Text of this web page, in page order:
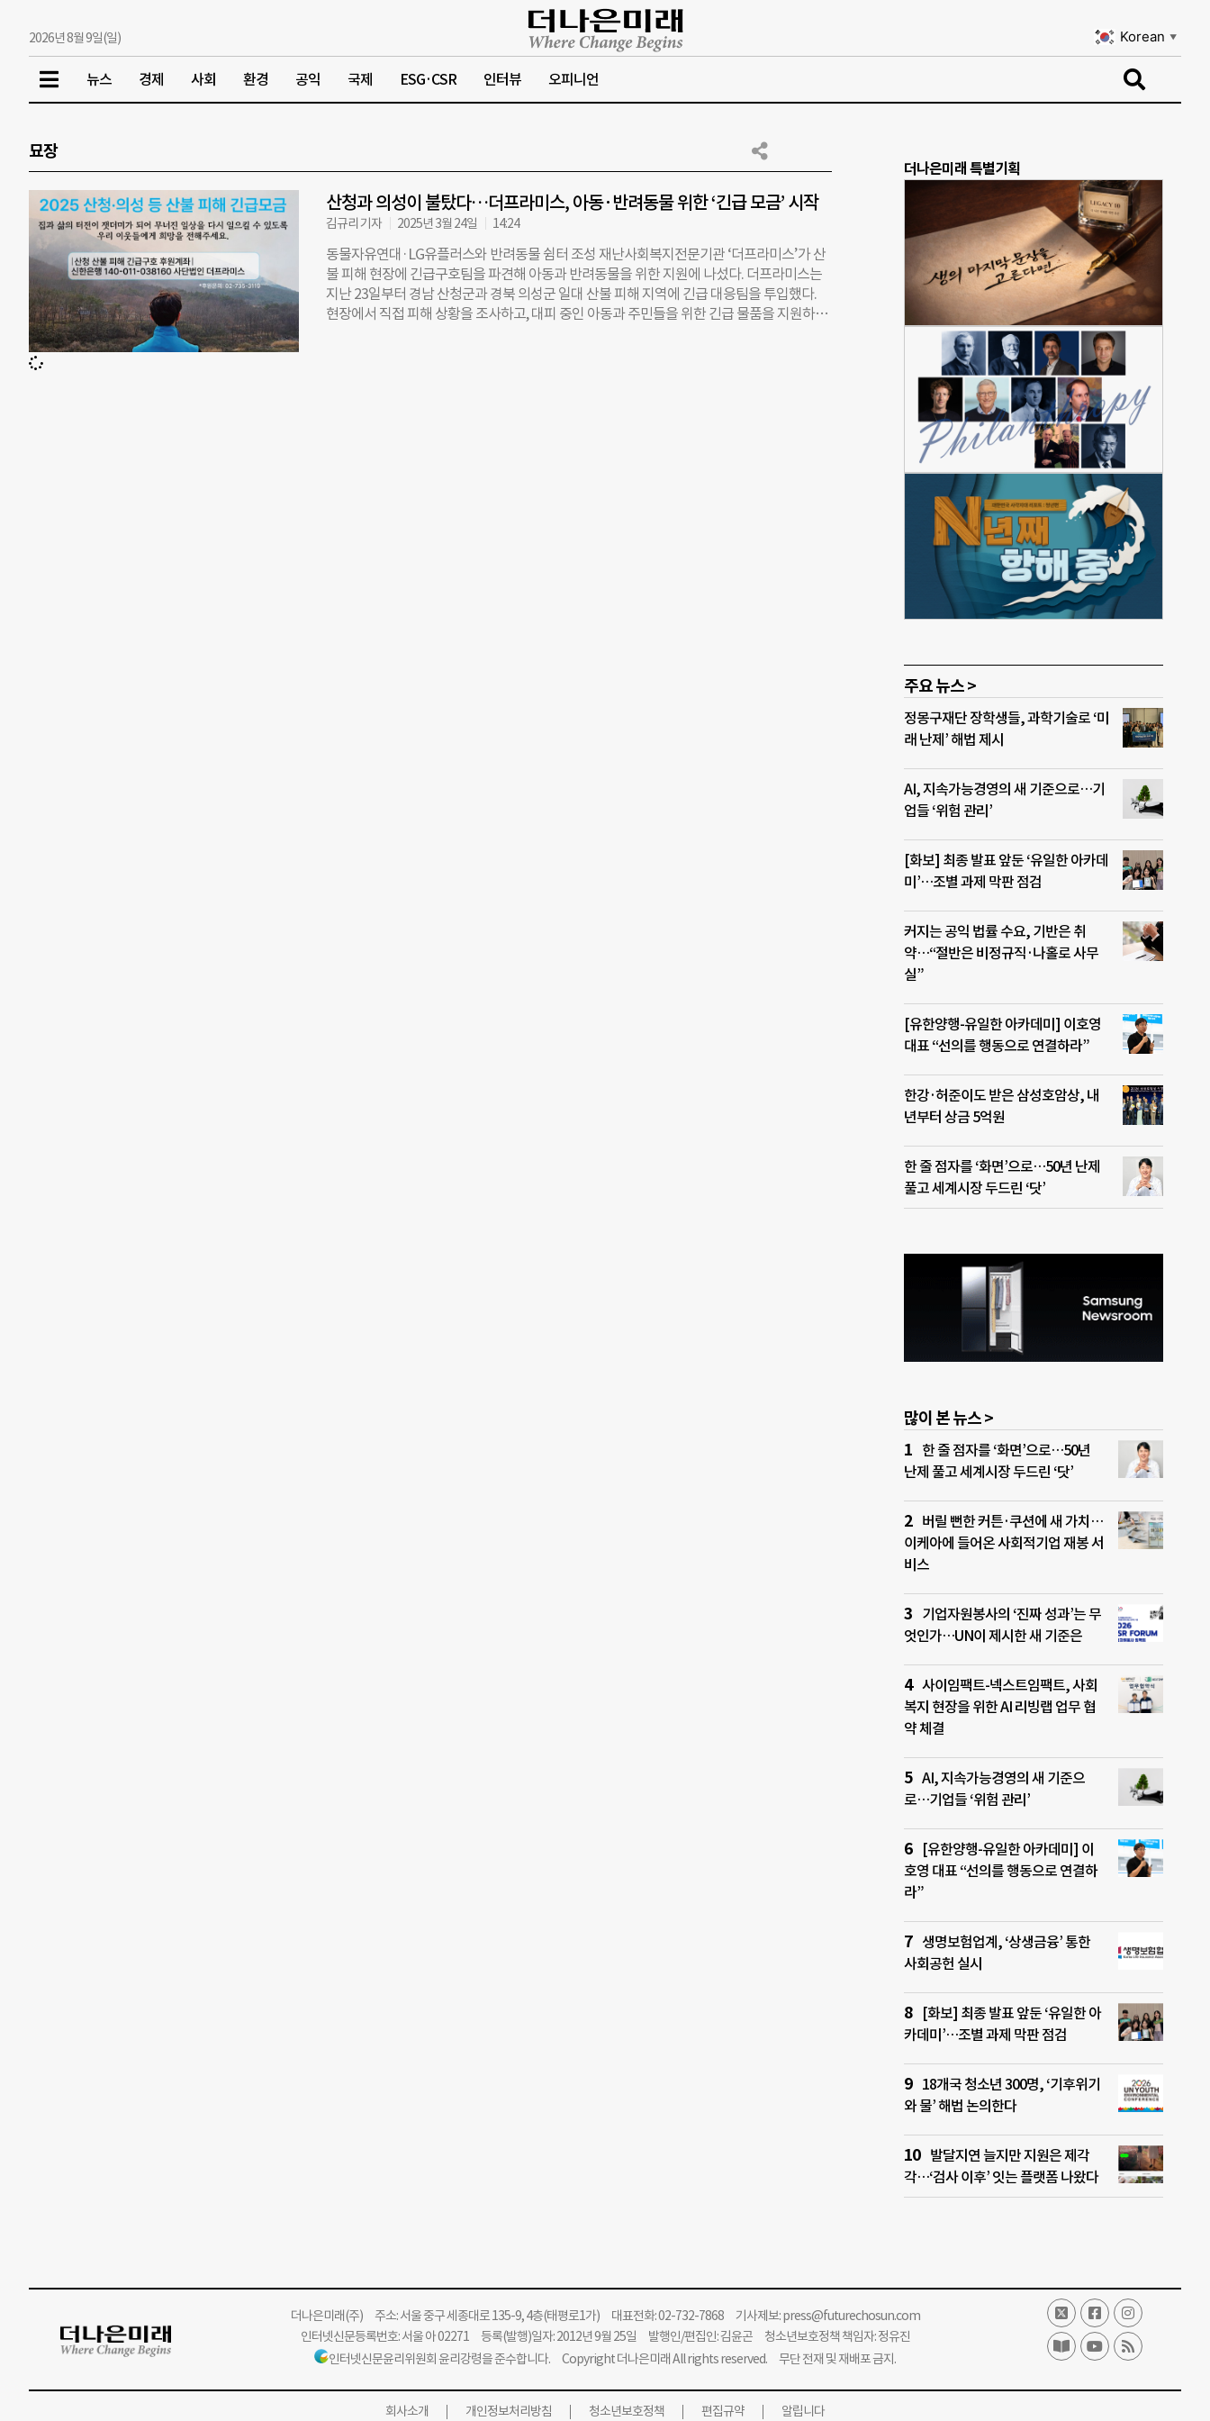
2026년 8월 9일(일) Korean ▼
뉴스 경제 사회 환경 공익 국제 ESG·CSR 인터뷰 오피니언
묘장
산청과 의성이 불탔다…더프라미스, 아동·반려동물 위한 ‘긴급 모금’ 시작
김규리 기자 2025년 3월 24일 14:24
동물자유연대·LG유플러스와 반려동물 쉼터 조성 재난사회복지전문기관 ‘더프라미스’가 산
불 피해 현장에 긴급구호팀을 파견해 아동과 반려동물을 위한 지원에 나섰다. 더프라미스는
지난 23일부터 경남 산청군과 경북 의성군 일대 산불 피해 지역에 긴급 대응팀을 투입했다.
현장에서 직접 피해 상황을 조사하고, 대피 중인 아동과 주민들을 위한 긴급 물품을 지원하고
더나은미래 특별기획
주요 뉴스 >
정몽구재단 장학생들, 과학기술로 ‘미
래 난제’ 해법 제시
AI, 지속가능경영의 새 기준으로…기
업들 ‘위험 관리’
[화보] 최종 발표 앞둔 ‘유일한 아카데
미’…조별 과제 막판 점검
커지는 공익 법률 수요, 기반은 취
약…“절반은 비정규직·나홀로 사무
실”
[유한양행-유일한 아카데미] 이호영
대표 “선의를 행동으로 연결하라”
한강·허준이도 받은 삼성호암상, 내
년부터 상금 5억원
한 줄 점자를 ‘화면’으로…50년 난제
풀고 세계시장 두드린 ‘닷’
많이 본 뉴스 >
한 줄 점자를 ‘화면’으로…50년
난제 풀고 세계시장 두드린 ‘닷’
버릴 뻔한 커튼·쿠션에 새 가치…
이케아에 들어온 사회적기업 재봉 서
비스
기업자원봉사의 ‘진짜 성과’는 무
엇인가…UN이 제시한 새 기준은
사이임팩트-넥스트임팩트, 사회
복지 현장을 위한 AI 리빙랩 업무 협
약 체결
AI, 지속가능경영의 새 기준으
로…기업들 ‘위험 관리’
[유한양행-유일한 아카데미] 이
호영 대표 “선의를 행동으로 연결하
라”
생명보험업계, ‘상생금융’ 통한
사회공헌 실시
[화보] 최종 발표 앞둔 ‘유일한 아
카데미’…조별 과제 막판 점검
18개국 청소년 300명, ‘기후위기
와 물’ 해법 논의한다
발달지연 늘지만 지원은 제각
각…‘검사 이후’ 잇는 플랫폼 나왔다
더나은미래(주)주소: 서울 중구 세종대로 135-9, 4층(태평로1가) 대표전화: 02-732-7868 기사제보:press@futurechosun.com
인터넷신문등록번호: 서울 아 02271 등록(발행)일자: 2012년 9월 25일 발행인/편집인: 김윤곤 청소년보호정책 책임자: 정유진
인터넷신문윤리위원회 윤리강령을 준수합니다. Copyright 더나은미래 All rights reserved. 무단 전재 및 재배포 금지.
회사소개 개인정보처리방침 청소년보호정책 편집규약 알립니다